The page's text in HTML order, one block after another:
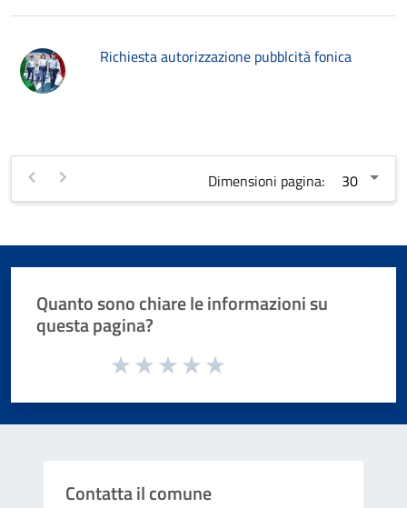
Richiesta autorizzazione pubblcità fonica
Dimensioni pagina:
Quanto sono chiare le informazioni su
questa pagina?
Valuta da 1 a 5 stelle la pagina
Contatta il comune